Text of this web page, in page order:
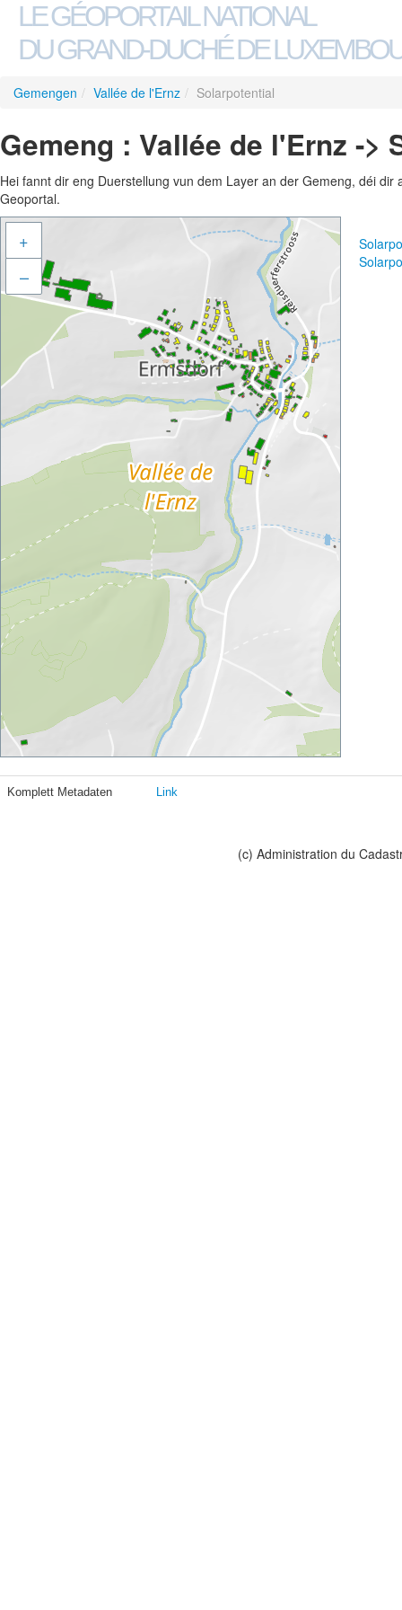
LE GÉOPORTAIL NATIONAL
DU GRAND-DUCHÉ DE
Gemengen / Vallée de l'Ernz / Solarpotential
Gemeng : Vallée de l'Ernz ->
Hei fannt dir eng Duerstellung vun dem Layer an der Gemeng, déi
Geoportal.
+
–
Komplett Metadaten Link
(c) Administration du